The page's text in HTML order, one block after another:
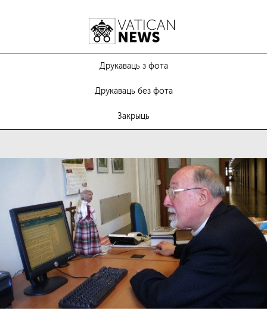
Друкаваць з фота
Друкаваць без фота
Закрыць